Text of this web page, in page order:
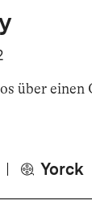
über
Yorck